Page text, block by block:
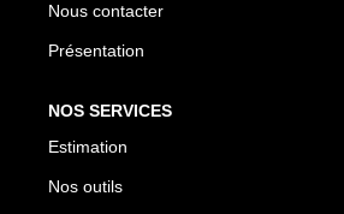
Nous contacter
Présentation
NOS SERVICES
Estimation
Nos outils